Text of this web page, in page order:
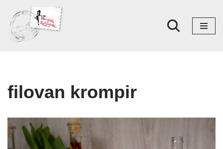
Skoči
na
filovan krompir